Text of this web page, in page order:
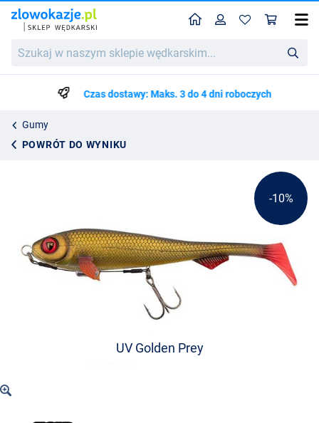
w
wędkarskim...
HomeProfil
Czas dostawy: Maks. 3 do 4 dni roboczych
Gumy
POWRÓT DO WYNIKU
Fox Rage Super Slick Shad Loaded 18cm (49g)
42.50
38.59
UV Golden Prey
-10%